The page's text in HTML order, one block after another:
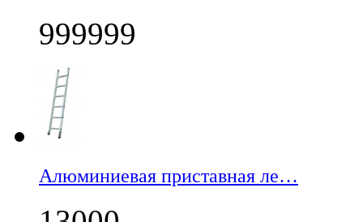
999999
Алюминиевая приставная ле…